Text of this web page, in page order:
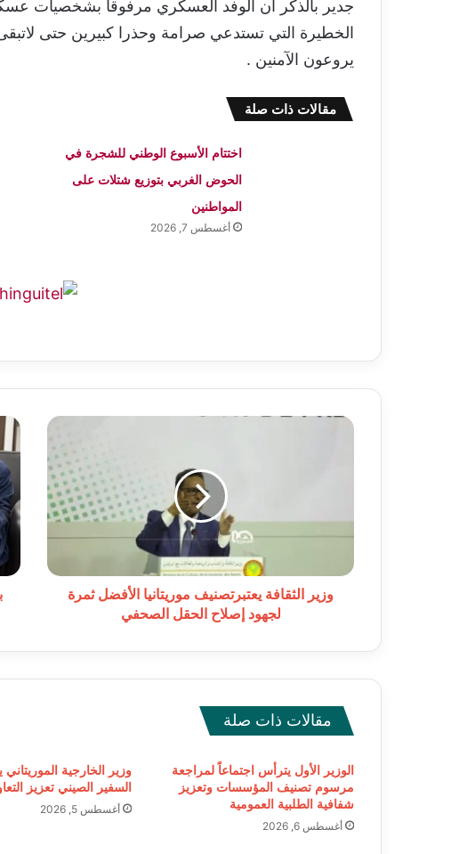
جدير بالذكر أن الوفد العسكري مرفوقا بشخصيات
الخطيرة التي تستدعي صرامة وحذرا كبيرين حتى
يروعون الآمنين .
مقالات ذات صلة
اختتام الأسبوع الوطني للشجرة في
الحوض الغربي بتوزيع شتلات على
المواطنين
أغسطس 7, 2026
وزير
لجهود
الحقل
الصحفيوزير الثقافة يعتبرتصنيف موريتانيا الأفضل ثمرة
لجهود إصلاح الحقل الصحفي
يبرئ
مقالات ذات صلة
الوزير الأول يترأس اجتماعاً لمراجعة
مرسوم تصنيف المؤسسات وتعزيز
شفافية الطلبية العمومية
أغسطس 6, 2026
وزير الخارجية
السفير الصيني تعزيز
أغسطس 5, 2026